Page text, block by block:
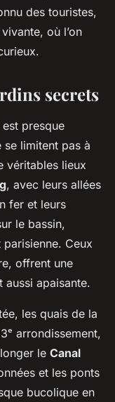
des touristes,
où l’on
secrets
presque
se limitent pas à
véritables lieux
, avec leurs allées
fer et leurs
le bassin,
Ceux
offrent une
apaisante.
les quais de la
arrondissement,
le Canal
et les ponts
bucolique en